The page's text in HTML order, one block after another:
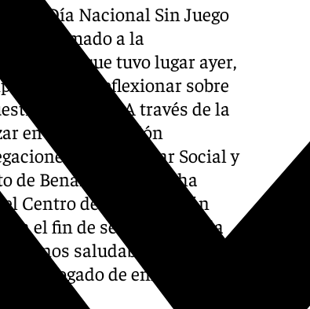
del Día Nacional Sin Juego
se ha sumado a la
de Azar, que tuvo lugar ayer,
objetivo reflexionar sobre
sociedad. A través de la
en Rehabilitación
de Bienestar Social y
de Benalmádena, se ha
Centro de Participación
con el fin de sensibilizar a la
saludables y seguros,
catalogado de enfermedad,
mutua.